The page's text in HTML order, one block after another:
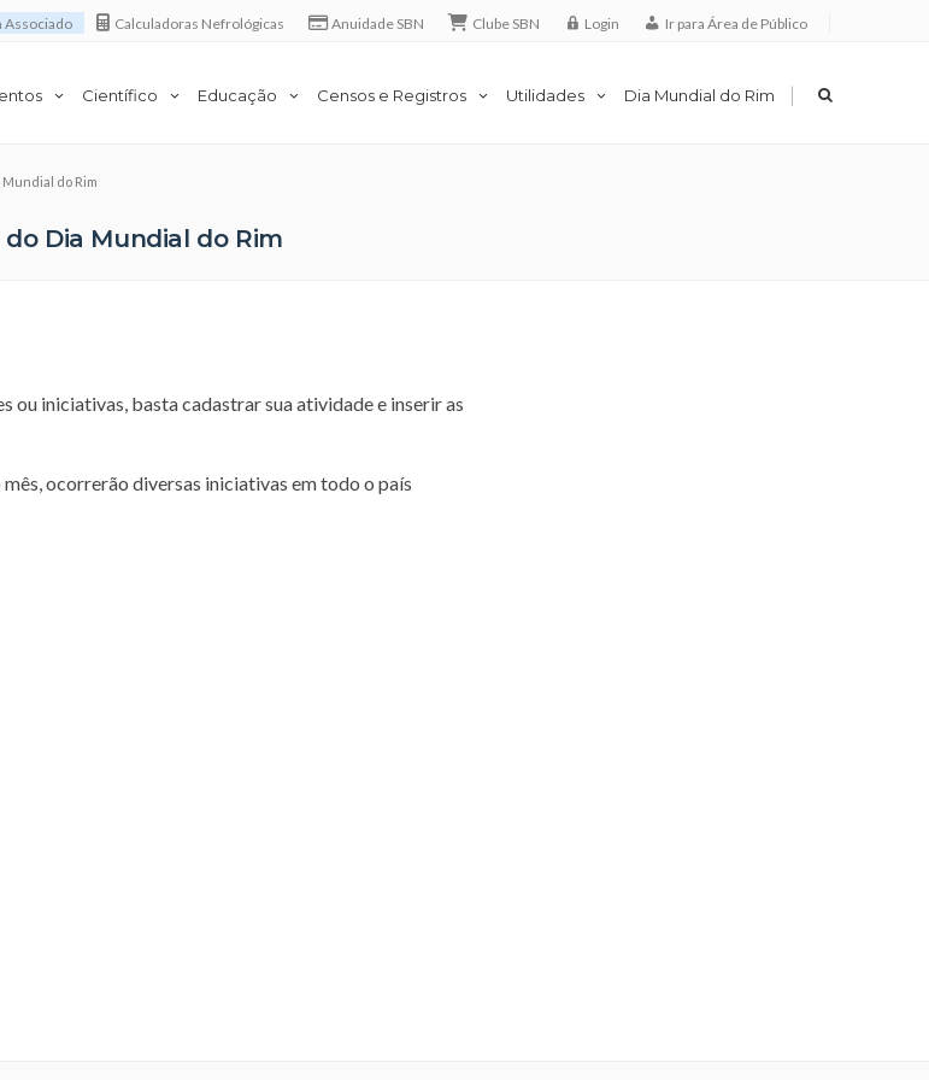
Associado Calculadoras Nefrológicas Anuidade SBN Clube SBN Login Ir para Área de Público
Científico Educação Censos e Registros Utilidades Dia Mundial do Rim |
do Rim
Dia Mundial do Rim
ou iniciativas, basta cadastrar sua atividade e inserir as
ocorrerão diversas iniciativas em todo o país